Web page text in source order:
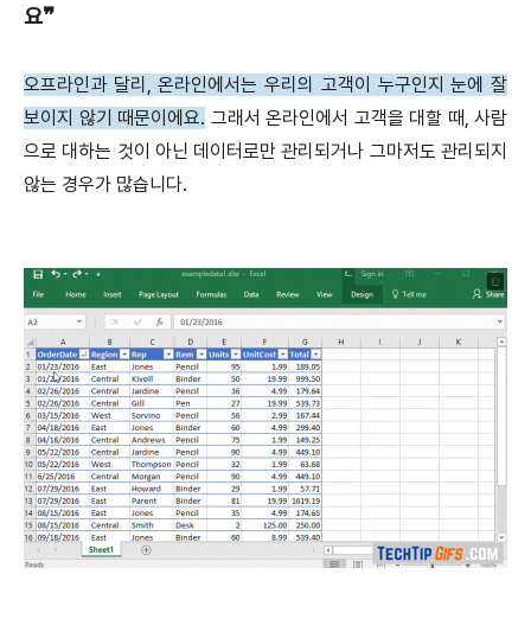
요❞
오프라인과 달리, 온라인에서는 우리의 고객이 누구인지 눈에 잘
보이지 않기 때문이에요. 그래서 온라인에서 고객을 대할 때, 사람
으로 대하는 것이 아닌 데이터로만 관리되거나 그마저도 관리되지
않는 경우가 많습니다.